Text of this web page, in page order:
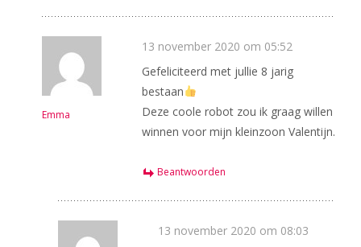
Emma
13 november 2020 om 05:52
Gefeliciteerd met jullie 8 jarig
bestaan
Deze coole robot zou ik graag willen
winnen voor mijn kleinzoon Valentijn.
Beantwoorden
13 november 2020 om 08:03